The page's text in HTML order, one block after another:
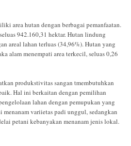
area hutan dengan berbagai pemanfaatan.
942.160,31 hektar. Hutan lindung
areal lahan terluas (34,96%). Hutan yang
alam menempati area terkecil, seluas 0,26
produkstivitas sangan tmembutuhkan
Hal ini berkaitan dengan pemilihan
lahan dengan pemupukan yang
menanam variietas padi unggul, sedangkan
petani kebanyakan menanam jenis lokal.